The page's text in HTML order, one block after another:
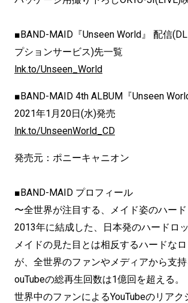
■BAND-MAID『Unseen World』 配信
プションサービス)先一覧
lnk.to/Unseen_World
■BAND-MAID 4th ALBUM『Unseen
2021年1月20日(水)発売
lnk.to/UnseenWorld_CD
発売元：ポニーキャニオン
■BAND-MAID プロフィール
〜全世界が注目する、メイド姿のハー
2013年に結成した、日本発のハードロッ
メイドの見た目とは相反するハードな
が、全世界のファンやメディアから支
ouTubeの総再生回数は1億回を超える。
世界中のファンによるYouTubeのリアク